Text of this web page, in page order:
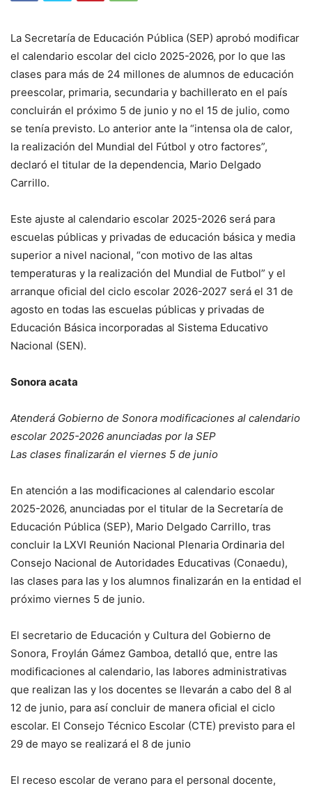
La Secretaría de Educación Pública (SEP) aprobó modificar
el calendario escolar del ciclo 2025-2026, por lo que las
clases para más de 24 millones de alumnos de educación
preescolar, primaria, secundaria y bachillerato en el país
concluirán el próximo 5 de junio y no el 15 de julio, como
se tenía previsto. Lo anterior ante la “intensa ola de calor,
la realización del Mundial del Fútbol y otro factores”,
declaró el titular de la dependencia, Mario Delgado
Carrillo.
Este ajuste al calendario escolar 2025-2026 será para
escuelas públicas y privadas de educación básica y media
superior a nivel nacional, “con motivo de las altas
temperaturas y la realización del Mundial de Futbol” y el
arranque oficial del ciclo escolar 2026-2027 será el 31 de
agosto en todas las escuelas públicas y privadas de
Educación Básica incorporadas al Sistema Educativo
Nacional (SEN).
Sonora acata
Atenderá Gobierno de Sonora modificaciones al calendario
escolar 2025-2026 anunciadas por la SEP
Las clases finalizarán el viernes 5 de junio
En atención a las modificaciones al calendario escolar
2025-2026, anunciadas por el titular de la Secretaría de
Educación Pública (SEP), Mario Delgado Carrillo, tras
concluir la LXVI Reunión Nacional Plenaria Ordinaria del
Consejo Nacional de Autoridades Educativas (Conaedu),
las clases para las y los alumnos finalizarán en la entidad el
próximo viernes 5 de junio.
El secretario de Educación y Cultura del Gobierno de
Sonora, Froylán Gámez Gamboa, detalló que, entre las
modificaciones al calendario, las labores administrativas
que realizan las y los docentes se llevarán a cabo del 8 al
12 de junio, para así concluir de manera oficial el ciclo
escolar. El Consejo Técnico Escolar (CTE) previsto para el
29 de mayo se realizará el 8 de junio
El receso escolar de verano para el personal docente,